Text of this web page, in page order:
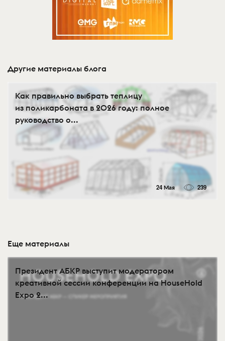
Другие материалы блога
Как правильно выбрать теплицу
из поликарбоната в 2026 году: полное
руководство о...
24 Мая 239
Еще материалы
Президент АБКР выступит модератором
креативной сессии конференции на HouseHold
Expo 2...